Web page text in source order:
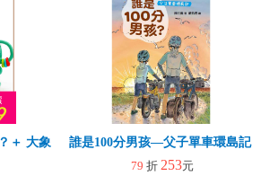
＋ 大象拉拉樂(玩具)誰是100分男孩—父子單車環島記
79 折 253元